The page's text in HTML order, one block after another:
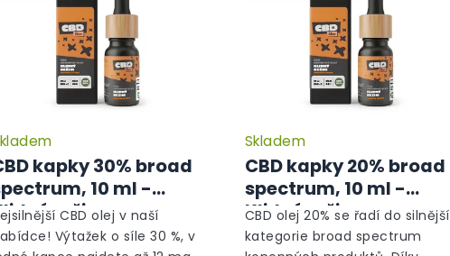
kapky 30% broad
10 ml -
režim
Průměrné
hodnocení
produktu
CBD olej v naší
Výtažek o síle 30 %, v
CBD kapky 20% broad
spectrum, 10 ml -
Klidný režim
Skladem
CBD olej 20% se řadí do silnější
kategorie broad spectrum